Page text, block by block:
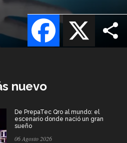
X
Facebook
nuevo
De PrepaTec Qro al mundo: el
escenario donde nació un gran
sueño
06 Agosto 2026